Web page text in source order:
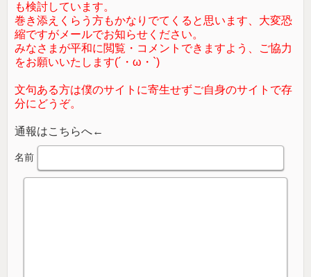
も検討しています。
巻き添えくらう方もかなりでてくると思います、大変恐
縮ですがメールでお知らせください。
みなさまが平和に閲覧・コメントできますよう、ご協力
をお願いいたします(´・ω・`)
文句ある方は僕のサイトに寄生せずご自身のサイトで存
分にどうぞ。
通報はこちらへ←
名前